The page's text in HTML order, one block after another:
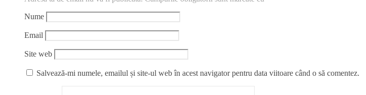
Nume
Email
Site web
Salvează-mi numele, emailul și site-ul web în acest navigator pentru data viitoare când o să comentez.